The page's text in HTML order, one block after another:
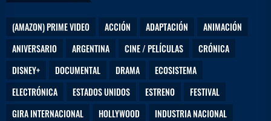
(AMAZON) PRIME VIDEO ACCIÓN ADAPTACIÓN
ANIMACIÓN
ANIVERSARIO
ARGENTINA CINE / PELÍCULAS
CRÓNICA
DISNEY+
DOCUMENTAL DRAMA
ECOSISTEMA
ELECTRÓNICA
ESTADOS UNIDOS ESTRENO
FESTIVAL
GIRA INTERNACIONAL
HOLLYWOOD
INDUSTRIA NACIONAL